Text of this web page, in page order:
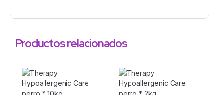
Productos relacionados